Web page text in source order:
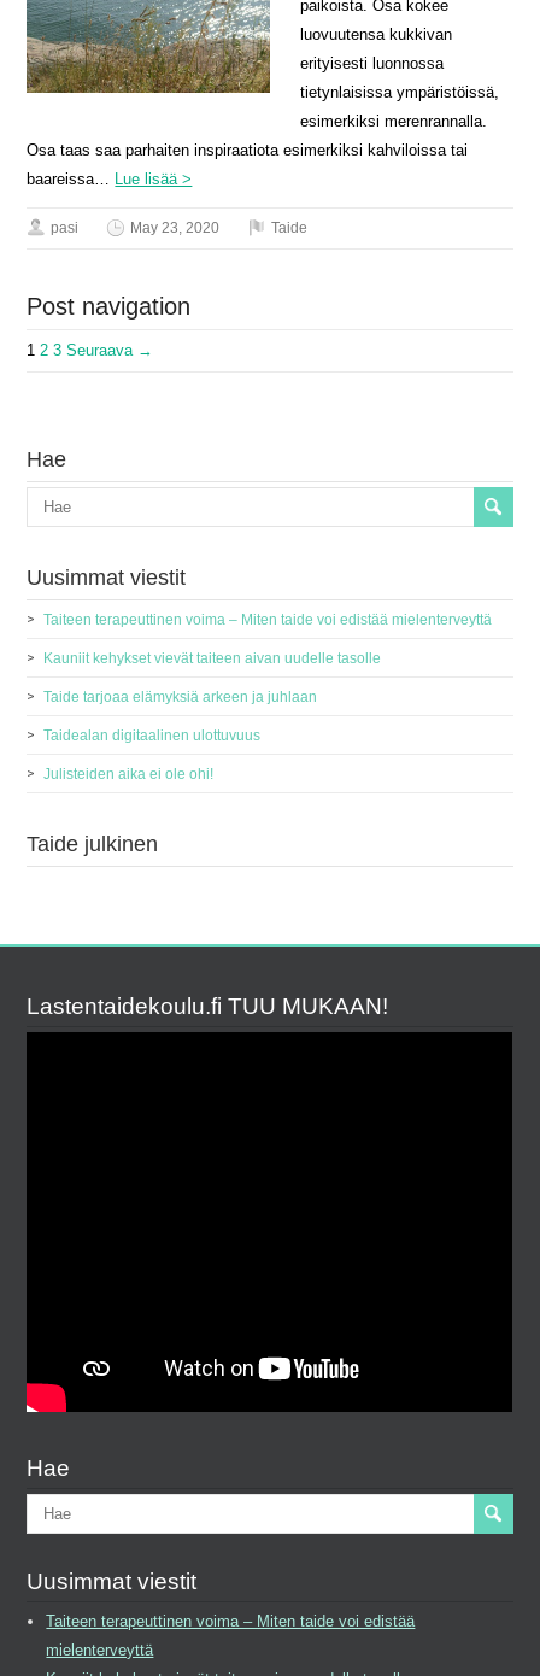
paikoista. Osa kokee
luovuutensa kukkivan
erityisesti luonnossa
tietynlaisissa ympäristöissä,
esimerkiksi merenrannalla.
Osa taas saa parhaiten inspiraatiota esimerkiksi kahviloissa tai
baareissa… Lue lisää >
pasi May 23, 2020 Taide
Post navigation
1 2 3 Seuraava →
Hae
Uusimmat viestit
Taiteen terapeuttinen voima – Miten taide voi edistää mielenterveyttä
Kauniit kehykset vievät taiteen aivan uudelle tasolle
Taide tarjoaa elämyksiä arkeen ja juhlaan
Taidealan digitaalinen ulottuvuus
Julisteiden aika ei ole ohi!
Taide julkinen
Lastentaidekoulu.fi TUU MUKAAN!
Hae
Uusimmat viestit
Taiteen terapeuttinen voima – Miten taide voi edistää
mielenterveyttä